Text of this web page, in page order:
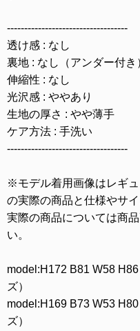
-----------------------------------
透け感 : なし
裏地 : なし（アンダー付き
伸縮性 : なし
光沢感 : ややあり
生地の厚さ : やや薄手
ケア方法 : 手洗い
-----------------------------------
※モデル着用画像はレギ
の実際の商品と仕様やサ
実際の商品については商
い。
model:H172 B81 W58
ズ）
model:H169 B73 W53
ズ）